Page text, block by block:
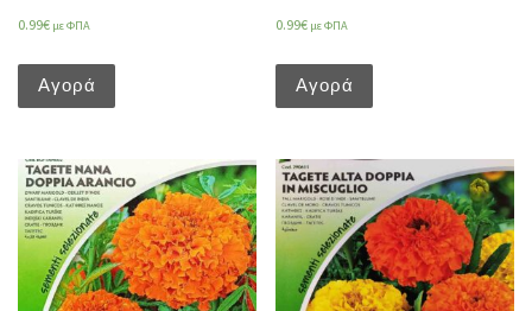
0.99€ με ΦΠΑ
Αγορά
0.99€ με ΦΠΑ
Αγορά